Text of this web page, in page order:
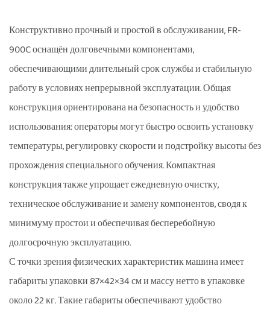
Конструктивно прочный и простой в обслуживании, FR-
900C оснащён долговечными компонентами,
обеспечивающими длительный срок службы и стабильную
работу в условиях непрерывной эксплуатации. Общая
конструкция ориентирована на безопасность и удобство
использования: операторы могут быстро освоить установку
температуры, регулировку скорости и подстройку высоты без
прохождения специального обучения. Компактная
конструкция также упрощает ежедневную очистку,
техническое обслуживание и замену компонентов, сводя к
минимуму простои и обеспечивая бесперебойную
долгосрочную эксплуатацию.
С точки зрения физических характеристик машина имеет
габариты упаковки 87×42×34 см и массу нетто в упаковке
около 22 кг. Такие габариты обеспечивают удобство